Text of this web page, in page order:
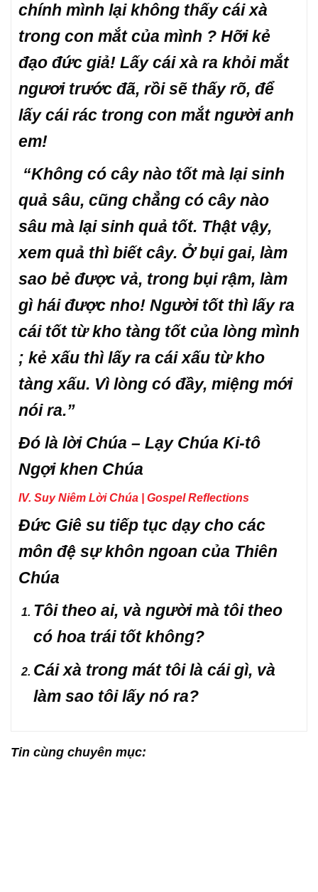
chính mình lại không thấy cái xà
trong con mắt của mình ? Hỡi kẻ
đạo đức giả! Lấy cái xà ra khỏi mắt
ngươi trước đã, rồi sẽ thấy rõ, để
lấy cái rác trong con mắt người anh
em!
“Không có cây nào tốt mà lại sinh
quả sâu, cũng chẳng có cây nào
sâu mà lại sinh quả tốt. Thật vậy,
xem quả thì biết cây. Ở bụi gai, làm
sao bẻ được vả, trong bụi rậm, làm
gì hái được nho! Người tốt thì lấy ra
cái tốt từ kho tàng tốt của lòng mình
; kẻ xấu thì lấy ra cái xấu từ kho
tàng xấu. Vì lòng có đầy, miệng mới
nói ra.”
Đó là lời Chúa – Lạy Chúa Ki-tô
Ngợi khen Chúa
IV. Suy Niêm Lời Chúa | Gospel Reflections
Đức Giê su tiếp tục dạy cho các
môn đệ sự khôn ngoan của Thiên
Chúa
Tôi theo ai, và người mà tôi theo
có hoa trái tốt không?
Cái xà trong mát tôi là cái gì, và
làm sao tôi lấy nó ra?
Tin cùng chuyên mục: